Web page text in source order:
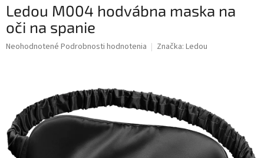
Ledou M004 hodvábna maska na
oči na spanie
Priemerné
hviezdičiek.
Neohodnotené Podrobnosti hodnotenia Značka: Ledou